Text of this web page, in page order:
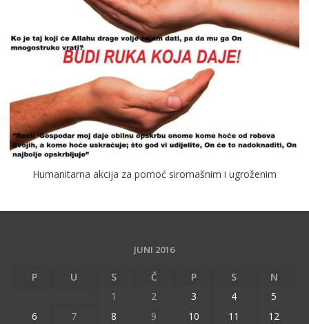
Humanitarna akcija za pomoć siromašnim i ugroženim
JUNI 2016
P U S Č P S
N
1
2 3 4
5
6
7 8 9 10 11
12